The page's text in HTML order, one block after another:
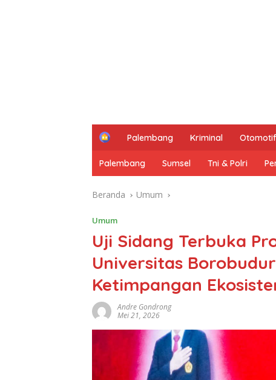
H
m
e
Palembang Kriminal Otomotif
Palembang Sumsel Tni & Polri
Beranda Umum
Umum
Uji Sidang Terbuka
Universitas
Ketimpangan
Andre Gondrong
Mei 21, 2026